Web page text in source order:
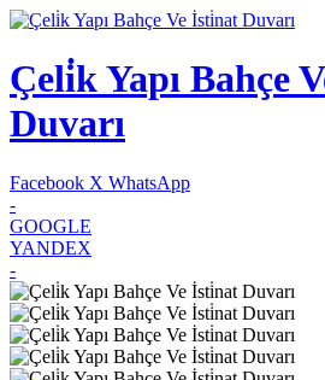
Çeli̇k Yapı Bahçe
Duvarı
Facebook X WhatsApp
-
GOOGLE
YANDEX
-